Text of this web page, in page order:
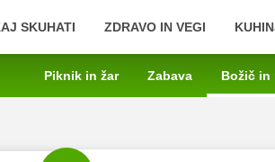
SKUHATI ZDRAVO IN VEGI
Piknik in žar Zabava Božič in